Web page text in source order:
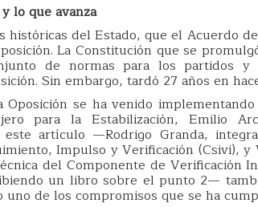
lo que avanza
históricas del Estado, que el Acuerdo
La Constitución que se
de normas para los partidos y
Sin embargo, tardó 27 años en
Oposición se ha venido
para la Estabilización, Emilio
este artículo —Rodrigo Granda,
Impulso y Verificación (Csivi),
del Componente de Verificación
un libro sobre el punto 2—
de los compromisos que se ha